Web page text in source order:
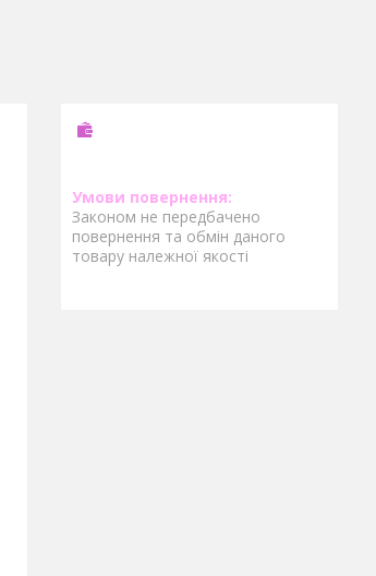
Законом не передбачено
повернення та обмін даного
товару належної якості